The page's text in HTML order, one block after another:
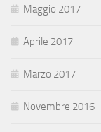
Maggio 2017
Aprile 2017
Marzo 2017
Novembre 2016